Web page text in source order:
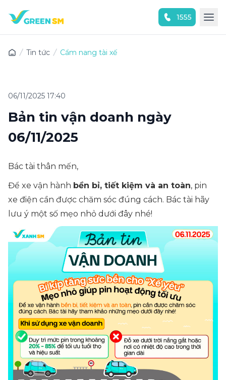
1555
Tin tức Cẩm nang tài xế
06/11/2025 17:40
Bản tin vận doanh ngày
06/11/2025
Bác tài thân mến,
Để xe vận hành bền bỉ, tiết kiệm và an toàn, pin
xe điện cần được chăm sóc đúng cách. Bác tài hãy
lưu ý một số mẹo nhỏ dưới đây nhé!